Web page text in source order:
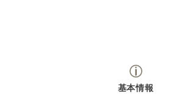
基本情報